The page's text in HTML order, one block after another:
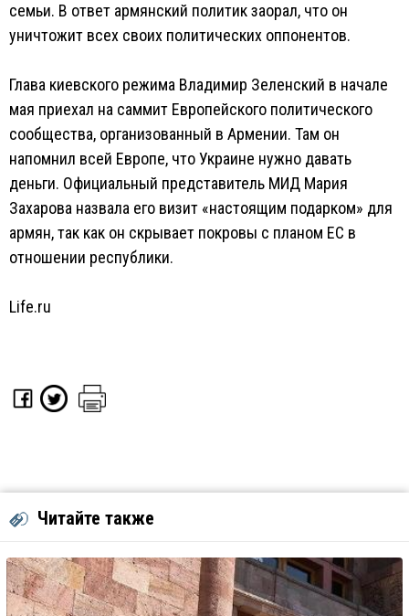
семьи. В ответ армянский политик заорал, что он
уничтожит всех своих политических оппонентов.
Глава киевского режима Владимир Зеленский в начале
мая приехал на саммит Европейского политического
сообщества, организованный в Армении. Там он
напомнил всей Европе, что Украине нужно давать
деньги. Официальный представитель МИД Мария
Захарова назвала его визит «настоящим подарком» для
армян, так как он скрывает покровы с планом ЕС в
отношении республики.
Life.ru
Читайте также